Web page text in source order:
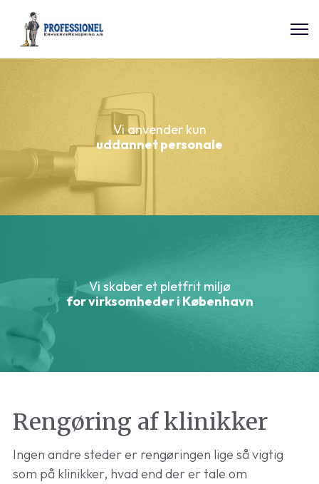
Vi anvender kun
uddannet personale
Vi skaber et pletfrit miljø
for virksomheder i København
Rengøring af klinikker
Ingen andre steder er rengøringen lige så vigtig
som på klinikker, hvad end der er tale om